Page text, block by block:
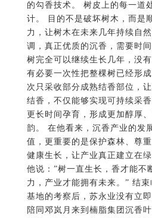
的勾香技术。 树皮上的每一道
计。 目的不是破坏树木，而是
力，让树木在未来几年持续自
调，真正优质的沉香，需要时
树完全可以继续生长几年，没
有必要一次性把整棵树已经形
次只采收部分成熟结香部位，
结香，不仅能够实现可持续采
更长时间孕育，形成更加醇厚
韵。 在他看来，沉香产业的发
值，更重要的是保护森林、尊
健康生长，让产业真正建立在
他说：”树一直生长，香才能不
力，产业才能拥有未来。” 结
基地的考察后，苏永业没有立
陪同邓岚月来到楠脂集团沉香